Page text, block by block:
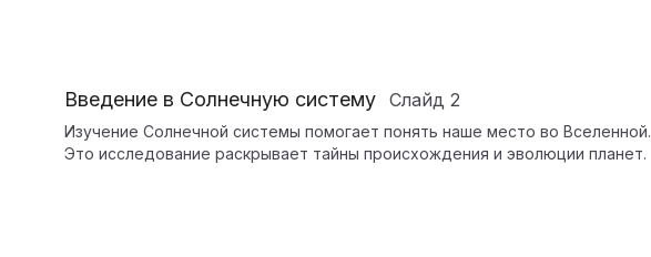
Введение в Солнечную систему Слайд 2
Изучение Солнечной системы помогает понять наше место во Вселенной.
Это исследование раскрывает тайны происхождения и эволюции планет.